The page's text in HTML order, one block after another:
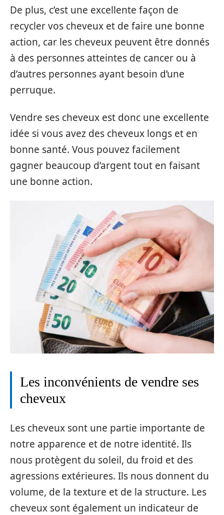
De plus, c’est une excellente façon de
recycler vos cheveux et de faire une bonne
action, car les cheveux peuvent être donnés
à des personnes atteintes de cancer ou à
d’autres personnes ayant besoin d’une
perruque.
Vendre ses cheveux est donc une excellente
idée si vous avez des cheveux longs et en
bonne santé. Vous pouvez facilement
gagner beaucoup d’argent tout en faisant
une bonne action.
Les inconvénients de vendre ses
cheveux
Les cheveux sont une partie importante de
notre apparence et de notre identité. Ils
nous protègent du soleil, du froid et des
agressions extérieures. Ils nous donnent du
volume, de la texture et de la structure. Les
cheveux sont également un indicateur de